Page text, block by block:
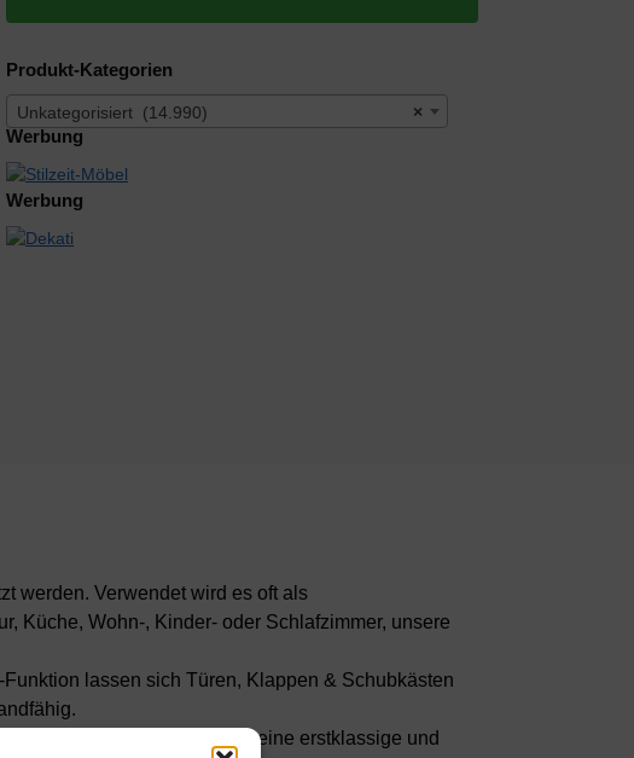
Produkt-Kategorien
×
Unkategorisiert (14.990)
Werbung
Werbung
werden. Verwendet wird es oft als
Küche, Wohn-, Kinder- oder Schlafzimmer, unsere
lassen sich Türen, Klappen & Schubkästen
Materialien sowie eine erstklassige und